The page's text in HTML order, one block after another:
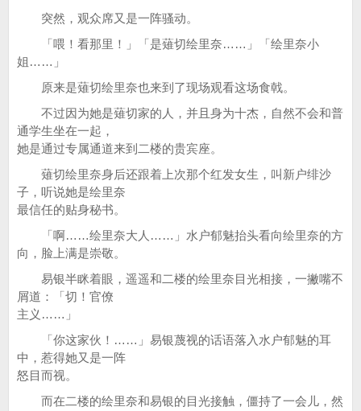
突然，观众席又是一阵骚动。
「喂！看那里！」「是薙切绘里奈……」「绘里奈小
姐……」
原来是薙切绘里奈也来到了现场观看这场食戟。
不过因为她是薙切家的人，并且身为十杰，自然不会和普
通学生坐在一起，
她是通过专属通道来到二楼的贵宾座。
薙切绘里奈身后还跟着上次那个红发女生，叫新户绯沙
子，听说她是绘里奈
最信任的贴身秘书。
「啊……绘里奈大人……」水户郁魅抬头看向绘里奈的方
向，脸上满是崇敬。
易银半眯着眼，遥遥和二楼的绘里奈目光相接，一撇嘴不
屑道：「切！官僚
主义……」
「你这家伙！……」易银蔑视的话语落入水户郁魅的耳
中，惹得她又是一阵
怒目而视。
而在二楼的绘里奈和易银的目光接触，僵持了一会儿，然